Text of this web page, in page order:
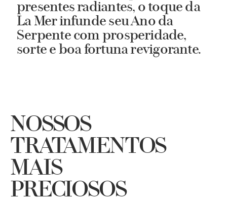
presentes radiantes, o toque da
La Mer infunde seu Ano da
Serpente com prosperidade,
sorte e boa fortuna revigorante.
NOSSOS
TRATAMENTOS
MAIS
PRECIOSOS